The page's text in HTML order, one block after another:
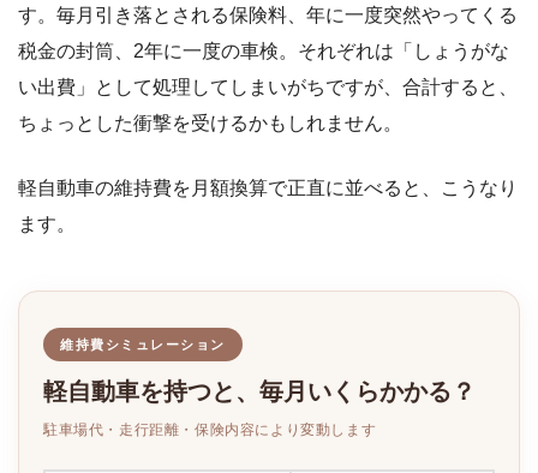
す。毎月引き落とされる保険料、年に一度突然やってくる
税金の封筒、2年に一度の車検。それぞれは「しょうがな
い出費」として処理してしまいがちですが、合計すると、
ちょっとした衝撃を受けるかもしれません。
軽自動車の維持費を月額換算で正直に並べると、こうなり
ます。
維持費シミュレーション
軽自動車を持つと、毎月いくらかかる？
駐車場代・走行距離・保険内容により変動します